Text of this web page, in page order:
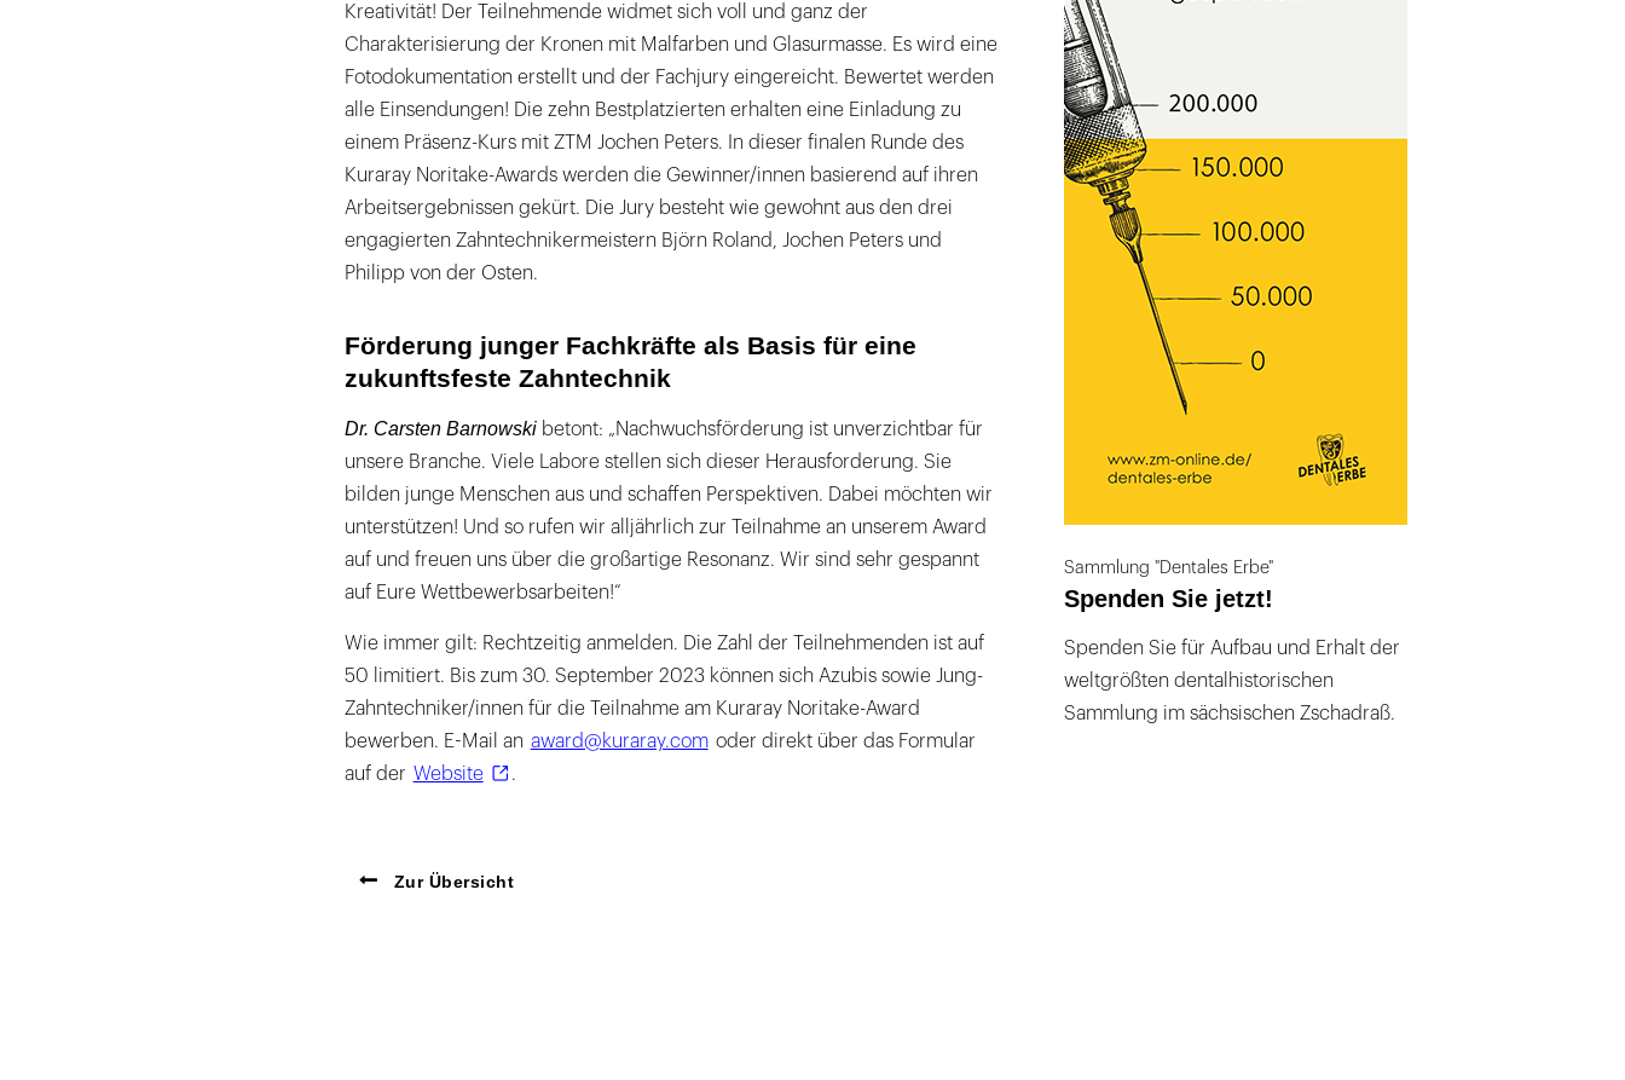
Kreativität! Der Teilnehmende widmet sich voll und ganz der
Charakterisierung der Kronen mit Malfarben und Glasurmasse. Es wird eine
Fotodokumentation erstellt und der Fachjury eingereicht. Bewertet werden
alle Einsendungen! Die zehn Bestplatzierten erhalten eine Einladung zu
einem Präsenz-Kurs mit ZTM Jochen Peters. In dieser finalen Runde des
Kuraray Noritake-Awards werden die Gewinner/innen basierend auf ihren
Arbeitsergebnissen gekürt. Die Jury besteht wie gewohnt aus den drei
engagierten Zahntechnikermeistern Björn Roland, Jochen Peters und
Philipp von der Osten.
Förderung junger Fachkräfte als Basis für eine
zukunftsfeste Zahntechnik
Dr. Carsten Barnowskibetont: „Nachwuchsförderung ist unverzichtbar für
unsere Branche. Viele Labore stellen sich dieser Herausforderung. Sie
bilden junge Menschen aus und schaffen Perspektiven. Dabei möchten wir
unterstützen! Und so rufen wir alljährlich zur Teilnahme an unserem Award
auf und freuen uns über die großartige Resonanz. Wir sind sehr gespannt
auf Eure Wettbewerbsarbeiten!“
Wie immer gilt: Rechtzeitig anmelden. Die Zahl der Teilnehmenden ist auf
50 limitiert. Bis zum 30. September 2023 können sich Azubis sowie Jung-
Zahntechniker/innen für die Teilnahme am Kuraray Noritake-Award
bewerben. E-Mail an award@kuraray.com oder direkt über das Formular
auf der Website .
Zur Übersicht
Sammlung "Dentales Erbe"
Spenden Sie jetzt!
Spenden Sie für Aufbau und Erhalt der
weltgrößten dentalhistorischen
Sammlung im sächsischen Zschadraß.